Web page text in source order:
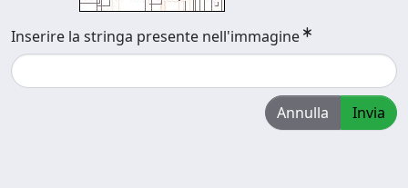
Inserire la stringa presente nell'immagine
Annulla Invia